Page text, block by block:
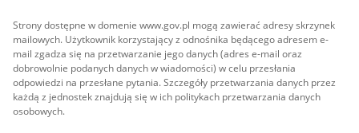
Strony dostępne w domenie www.gov.pl mogą zawierać adresy skrzynek
mailowych. Użytkownik korzystający z odnośnika będącego adresem e-
mail zgadza się na przetwarzanie jego danych (adres e-mail oraz
dobrowolnie podanych danych w wiadomości) w celu przesłania
odpowiedzi na przesłane pytania. Szczegóły przetwarzania danych przez
każdą z jednostek znajdują się w ich politykach przetwarzania danych
osobowych.